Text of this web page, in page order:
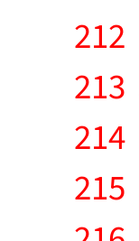
212
213
214
215